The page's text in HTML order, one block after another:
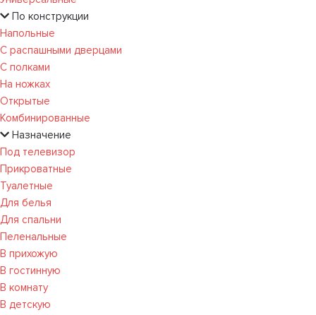
По конструкции
Напольные
С распашными дверцами
С полками
На ножках
Открытые
Комбинированные
Назначение
Под телевизор
Прикроватные
Туалетные
Для белья
Для спальни
Пеленальные
В прихожую
В гостинную
В комнату
В детскую